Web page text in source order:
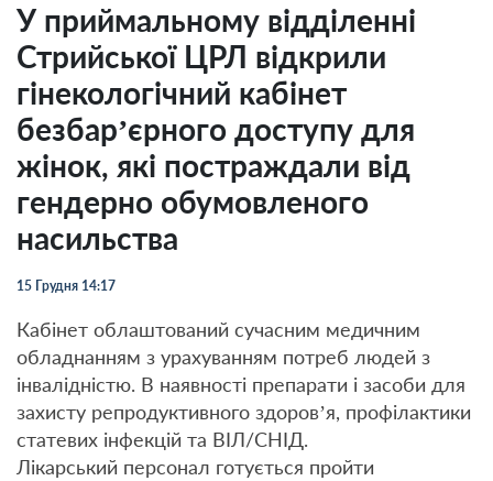
У приймальному відділенні
Стрийської ЦРЛ відкрили
гінекологічний кабінет
безбар’єрного доступу для
жінок, які постраждали від
гендерно обумовленого
насильства
15 Грудня 14:17
Кабінет облаштований сучасним медичним
обладнанням з урахуванням потреб людей з
інвалідністю. В наявності препарати і засоби для
захисту репродуктивного здоров’я, профілактики
статевих інфекцій та ВІЛ/СНІД.
Лікарський персонал готується пройти